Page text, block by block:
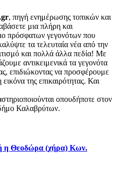
, πηγή ενημέρωσης τοπικών και
μια πλήρη και
πρόσφατων γεγονότων που
τα τελευταία νέα από την
και πολλά άλλα πεδία! Με
αντικειμενικά τα γεγονότα
επιδιώκοντας να προσφέρουμε
της επικαιρότητας. Και
οπουδήποτε στον
Καλαβρύτων.
η Θεοδώρα (χήρα) Κων.